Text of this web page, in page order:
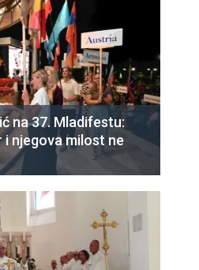
na 37. Mladifestu:
i njegova milost ne